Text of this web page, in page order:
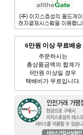
6만원 이상 무료배송
주문하시는
총상품금액의 합계가
6만원 이상일 경우
택배비가 무료입니다.